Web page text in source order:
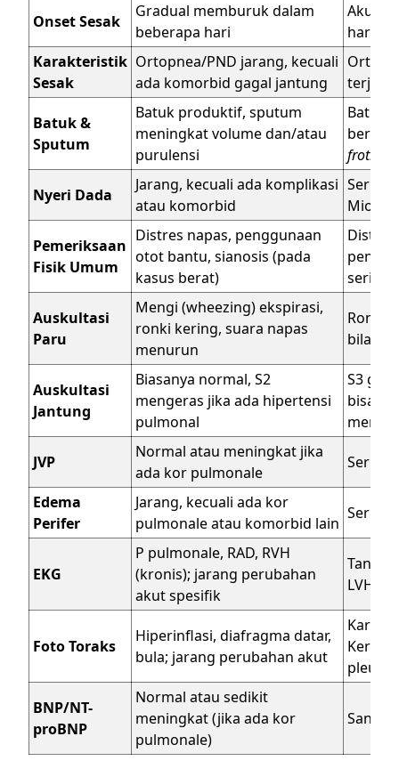
Onset Sesak
Gradual memburuk dalam
beberapa hari
Akut,
hari
Karakteristik
Sesak
Ortopnea/PND jarang, kecuali
ada komorbid gagal jantung
terjadi
Batuk &
Sputum
Batuk produktif, sputum
meningkat volume dan/atau
purulensi
Batuk,
frothy
Nyeri Dada
Jarang, kecuali ada komplikasi
atau komorbid
Pemeriksaan
Fisik Umum
Distres napas, penggunaan
otot bantu, sianosis (pada
kasus berat)
sering
Auskultasi
Paru
Mengi (wheezing) ekspirasi,
ronki kering, suara napas
menurun
Auskultasi
Jantung
Biasanya normal, S2
mengeras jika ada hipertensi
pulmonal
S3
bisa
JVP
Normal atau meningkat jika
ada kor pulmonale
Sering
Edema
Perifer
Jarang, kecuali ada kor
pulmonale atau komorbid lain
Sering
EKG
P pulmonale, RAD, RVH
(kronis); jarang perubahan
akut spesifik
Tanda
LVH
Foto Toraks
Hiperinflasi, diafragma datar,
bula; jarang perubahan akut
Kerley
pleura
BNP/NT-
proBNP
Normal atau sedikit
meningkat (jika ada kor
pulmonale)